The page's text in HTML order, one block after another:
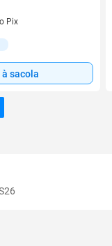
Pix
sacola